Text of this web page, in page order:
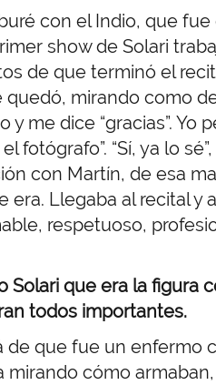
con el Indio, que
show de Solari
de que terminó el
mirando como
me dice “gracias”. Yo
“Sí, ya lo
con Martín, de esa
Llegaba al recital y
respetuoso,
Solari que era la figura
todos importantes.
de que fue un enfermo
mirando cómo